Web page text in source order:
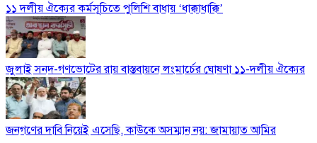
১১ দলীয় ঐক্যের কর্মসূচিতে পুলিশি বাধায় ‘ধাক্কাধাক্কি’
জুলাই সনদ-গণভোটের রায় বাস্তবায়নে লংমার্চের ঘোষণা ১১-দলীয় ঐক্যের
জনগণের দাবি নিয়েই এসেছি, কাউকে অসম্মান নয়: জামায়াত আমির